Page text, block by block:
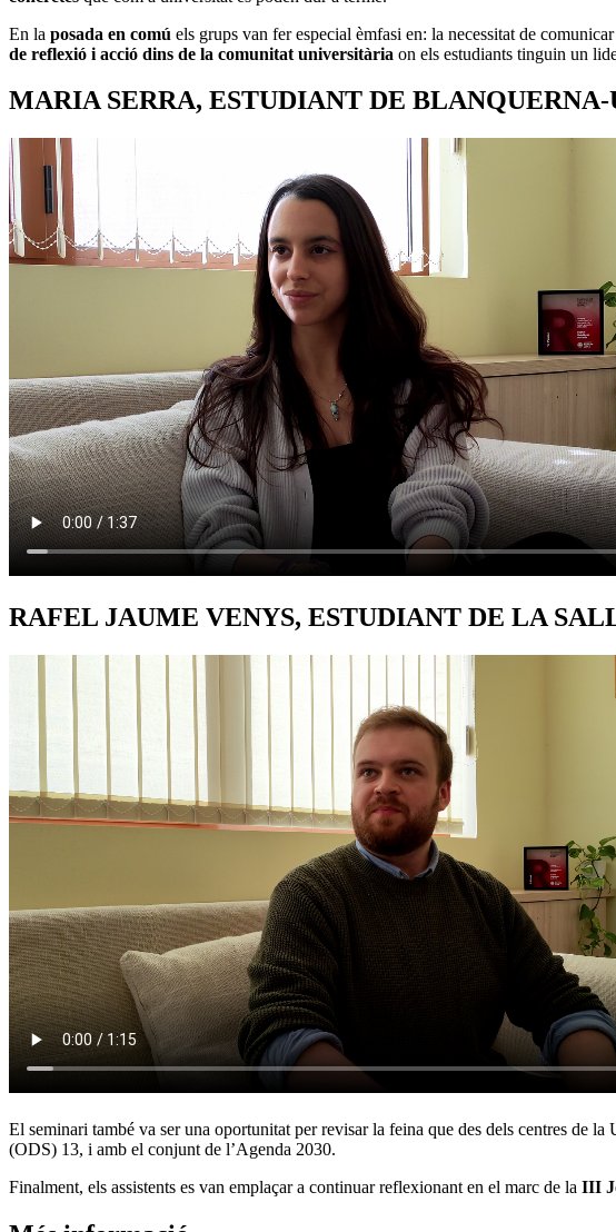
En la posada en comú els grups van fer especial èmfasi en: la necessitat de
de reflexió i acció dins de la comunitat universitària on els estudiants tinguin un
MARIA SERRA, ESTUDIANT DE BLANQUERNA-
RAFEL JAUME VENYS, ESTUDIANT DE LA
El seminari també va ser una oportunitat per revisar la feina que des dels centres de
(ODS) 13, i amb el conjunt de l’Agenda 2030.
Finalment, els assistents es van emplaçar a continuar reflexionant en el marc de la III